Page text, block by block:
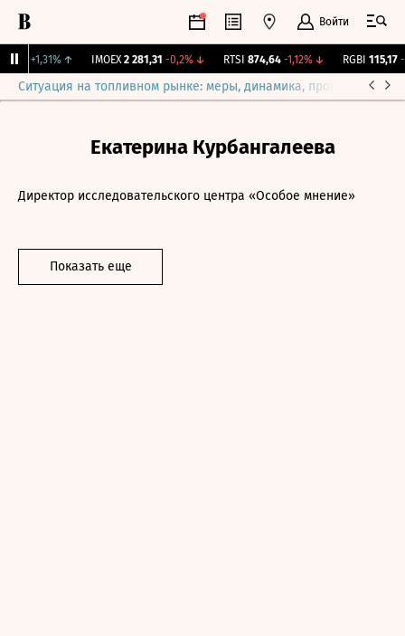
Войти
+1,31% ↑ IMOEX 2 281,31 -0,2%↓ RTSI 874,64 -1,12%↓ RGBI 115,17 -
Ситуация на топливном рынке: меры, динамика, прогнозы
Екатерина Курбангалеева
Директор исследовательского центра «Особое мнение»
Показать еще